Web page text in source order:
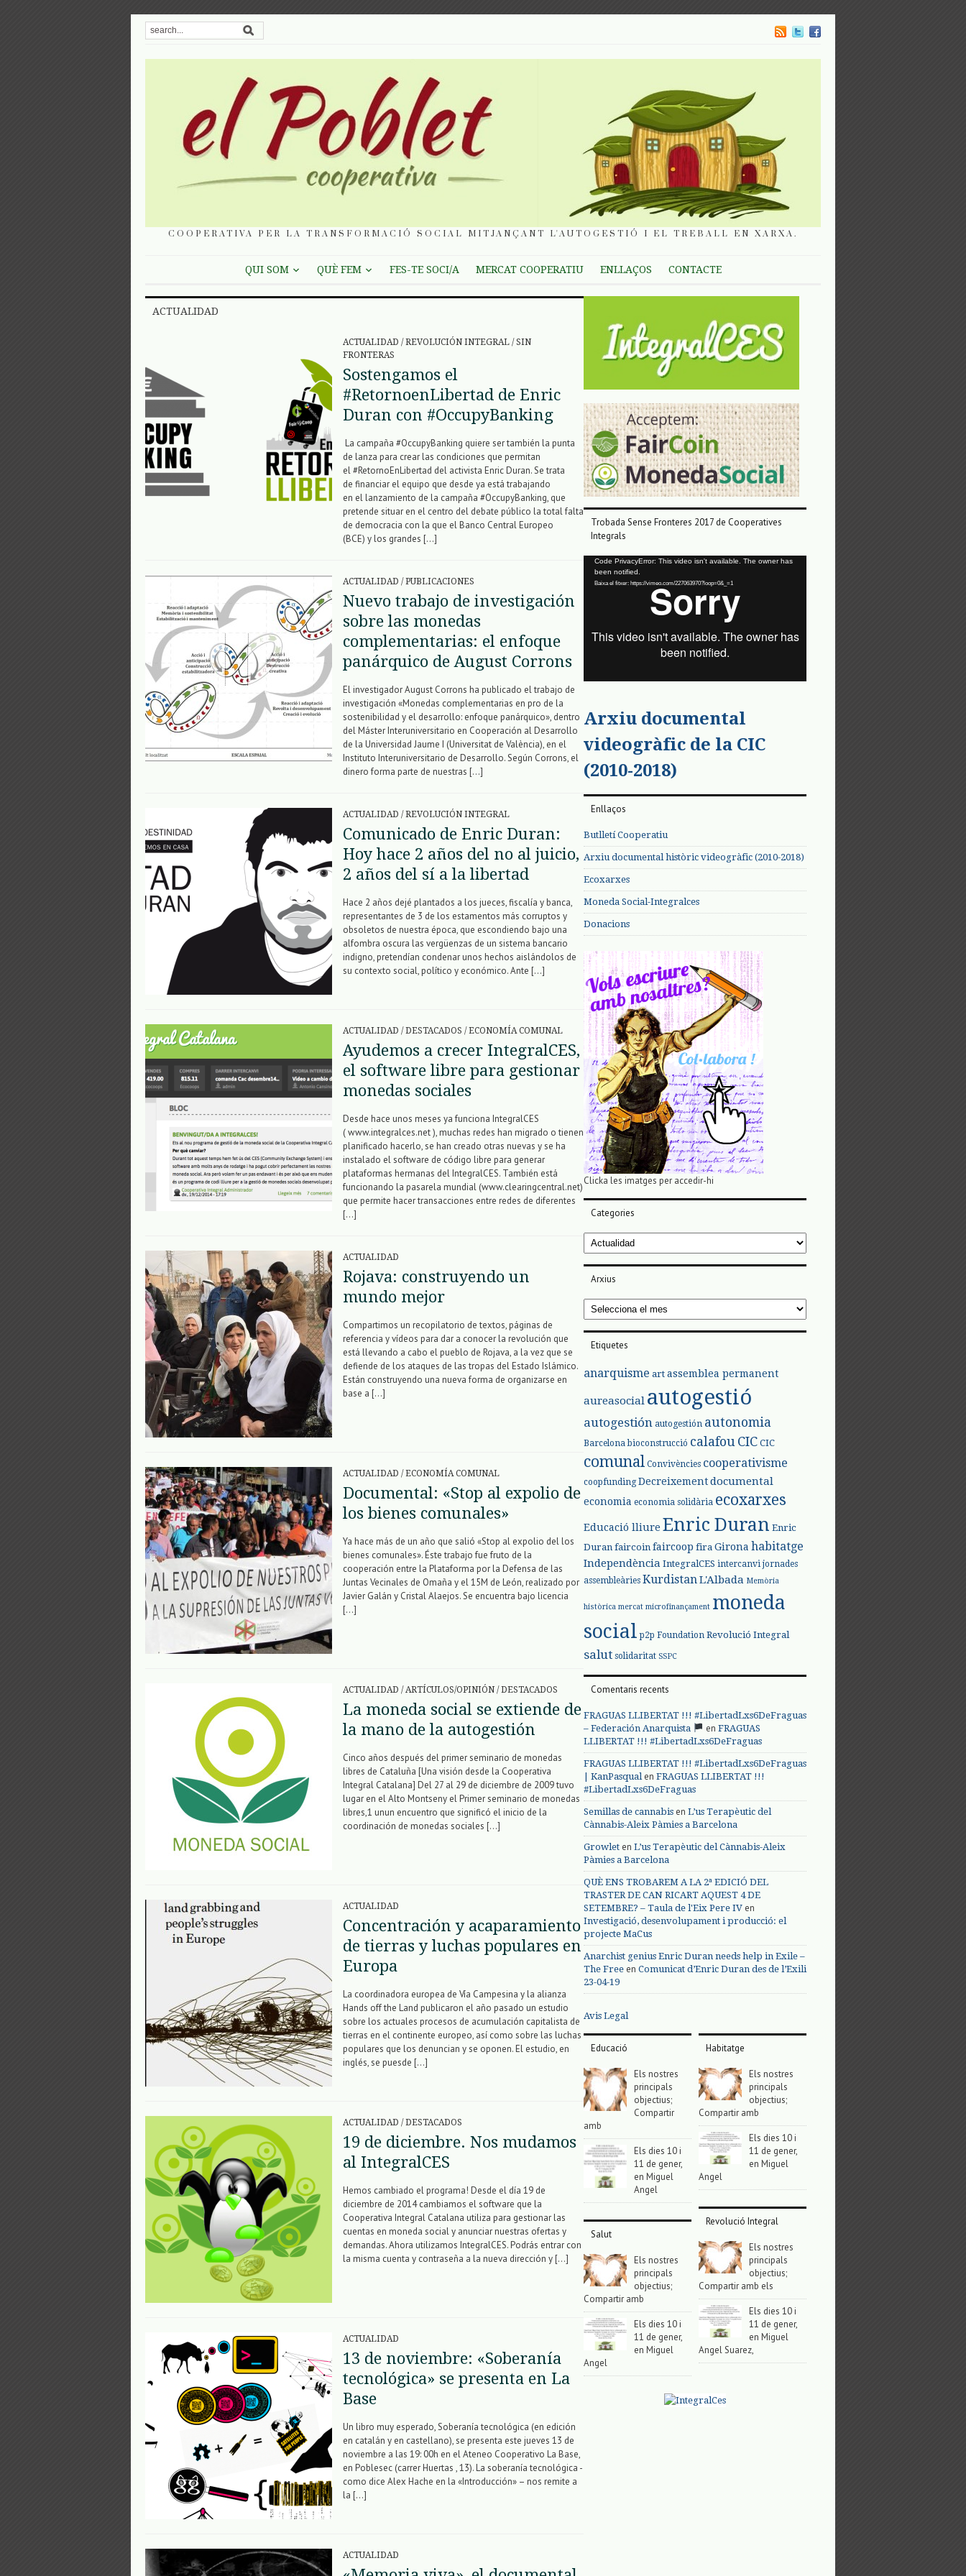
COOPERATIVA PER LA TRANSFORMACIÓ SOCIAL MITJANÇANT L'AUTOGESTIÓ I EL TREBALL EN XARXA.
QUI SOM QUÈ FEM FES-TE SOCI/A MERCAT COOPERATIU ENLLAÇOS CONTACTE
ACTUALIDAD
ACTUALIDAD / REVOLUCIÓN INTEGRAL / SIN
FRONTERAS
Sostengamos el
#RetornoenLibertad de Enric
Duran con #OccupyBanking
La campaña #OccupyBanking quiere ser también la punta
de lanza para crear las condiciones que permitan
el #RetornoEnLibertad del activista Enric Duran. Se trata
de financiar el equipo que desde ya está trabajando
en el lanzamiento de la campaña #OccupyBanking, que
pretende situar en el centro del debate público la total falta
de democracia con la que el Banco Central Europeo
(BCE) y los grandes […]
ACTUALIDAD / PUBLICACIONES
Nuevo trabajo de investigación
sobre las monedas
complementarias: el enfoque
panárquico de August Corrons
El investigador August Corrons ha publicado el trabajo de
investigación «Monedas complementarias en pro de la
sostenibilidad y el desarrollo: enfoque panárquico», dentro
del Máster Interuniversitario en Cooperación al Desarrollo
de la Universidad Jaume I (Universitat de València), en el
Instituto Interuniversitario de Desarrollo. Según Corrons, el
dinero forma parte de nuestras […]
ACTUALIDAD / REVOLUCIÓN INTEGRAL
Comunicado de Enric Duran:
Hoy hace 2 años del no al juicio,
2 años del sí a la libertad
Hace 2 años dejé plantados a los jueces, fiscalía y banca,
representantes de 3 de los estamentos más corruptos y
obsoletos de nuestra época, que escondiendo bajo una
alfombra oscura las vergüenzas de un sistema bancario
indigno, pretendían condenar unos hechos aislándolos de
su contexto social, político y económico. Ante […]
ACTUALIDAD / DESTACADOS / ECONOMÍA COMUNAL
Ayudemos a crecer IntegralCES,
el software libre para gestionar
monedas sociales
Desde hace unos meses ya funciona IntegralCES
( www.integralces.net ), muchas redes han migrado o tienen
planificado hacerlo, se han creado otras nuevas y se ha
instalado el software de código libre para generar
plataformas hermanas del IntegralCES. También está
funcionando la pasarela mundial (www.clearingcentral.net)
que permite hacer transacciones entre redes de diferentes
[…]
ACTUALIDAD
Rojava: construyendo un
mundo mejor
Compartimos un recopilatorio de textos, páginas de
referencia y vídeos para dar a conocer la revolución que
está llevando a cabo el pueblo de Rojava, a la vez que se
defiende de los ataques de las tropas del Estado Islámico.
Están construyendo una nueva forma de organizarse en
base a […]
ACTUALIDAD / ECONOMÍA COMUNAL
Documental: «Stop al expolio de
los bienes comunales»
Ya hace más de un año que salió «Stop al expolio del los
bienes comunales». Éste trabajo fue fruto de la
cooperación entre la Plataforma por la Defensa de las
Juntas Vecinales de Omaña y el 15M de León, realizado por
Javier Galán y Cristal Alaejos. Se encuentra bajo licencia
[…]
ACTUALIDAD / ARTÍCULOS/OPINIÓN / DESTACADOS
La moneda social se extiende de
la mano de la autogestión
Cinco años después del primer seminario de monedas
libres de Cataluña [Una visión desde la Cooperativa
Integral Catalana] Del 27 al 29 de diciembre de 2009 tuvo
lugar en el Alto Montseny el Primer seminario de monedas
libres,1 unun encuentro que significó el inicio de la
coordinación de monedas sociales […]
ACTUALIDAD
Concentración y acaparamiento
de tierras y luchas populares en
Europa
La coordinadora europea de Vía Campesina y la alianza
Hands off the Land publicaron el año pasado un estudio
sobre los actuales procesos de acumulación capitalista de
tierras en el continente europeo, así como sobre las luchas
populares que los denuncian y se oponen. El estudio, en
inglés, se puesde […]
ACTUALIDAD / DESTACADOS
19 de diciembre. Nos mudamos
al IntegralCES
Hemos cambiado el programa! Desde el día 19 de
diciembre de 2014 cambiamos el software que la
Cooperativa Integral Catalana utiliza para gestionar las
cuentas en moneda social y anunciar nuestras ofertas y
demandas. Ahora utilizamos IntegralCES. Podrás entrar con
la misma cuenta y contraseña a la nueva dirección y […]
ACTUALIDAD
13 de noviembre: «Soberanía
tecnológica» se presenta en La
Base
Un libro muy esperado, Soberanía tecnológica (en edición
en catalán y en castellano), se presenta este jueves 13 de
noviembre a las 19: 00h en el Ateneo Cooperativo La Base,
en Poblesec (carrer Huertas , 13). La soberanía tecnológica -
como dice Alex Hache en la «Introducción» – nos remite a
la […]
ACTUALIDAD
Trobada Sense Fronteres 2017 de Cooperatives
Integrals
Reproductor
vídeo
Code PrivacyError: This video isn't available. The owner has
been notified.
Baixa el fitxer: https://vimeo.com/227063970?loop=0&_=1
Arxiu documental
videogràfic de la CIC
(2010-2018)
Enllaços
Butlletí Cooperatiu
Arxiu documental històric videogràfic (2010-2018)
Ecoxarxes
Moneda Social-Integralces
Donacions
Clicka les imatges per accedir-hi
Categories
Categories
Arxius
Arxius
Etiquetes
anarquisme art assemblea permanent
aureasocial autogestió
autogestión autogestión autonomia
Barcelona bioconstrucció calafou CIC CIC
comunal Convivències cooperativisme
coopfunding Decreixementdocumental
economia economia solidària ecoxarxes
Educació lliure Enric Duran Enric
Duran faircoin faircoop fira Girona habitatge
Independència IntegralCES intercanvi jornades
assembleàries Kurdistan L'Albada Memòria
històrica mercat microfinançament moneda
social p2p Foundation Revolució Integral
salut solidaritat SSPC
Comentaris recents
FRAGUAS LLIBERTAT !!! #LibertadLxs6DeFraguas
– Federación Anarquista
en FRAGUAS
LLIBERTAT !!! #LibertadLxs6DeFraguas
FRAGUAS LLIBERTAT !!! #LibertadLxs6DeFraguas
| KanPasqualen FRAGUAS LLIBERTAT !!!
#LibertadLxs6DeFraguas
Semillas de cannabis en L’us Terapèutic del
Cànnabis-Aleix Pàmies a Barcelona
Growlet en L’us Terapèutic del Cànnabis-Aleix
Pàmies a Barcelona
QUÈ ENS TROBAREM A LA 2ª EDICIÓ DEL
TRASTER DE CAN RICART AQUEST 4 DE
SETEMBRE? – Taula de l'Eix Pere IV en
Investigació, desenvolupament i producció: el
projecte MaCus
Anarchist genius Enric Duran needs help in Exile –
The Free en Comunicat d’Enric Duran des de l’Exili
23-04-19
Avis Legal
Educació
Els nostres
principals
objectius;
Compartir
amb
Els dies 10 i
11 de gener,
en Miguel
Angel
Salut
Els nostres
principals
objectius;
Compartir amb
Els dies 10 i
11 de gener,
en Miguel
Angel
Habitatge
Els nostres
principals
objectius;
Compartir amb
Els dies 10 i
11 de gener,
en Miguel
Angel
Revolució Integral
Els nostres
principals
objectius;
Compartir amb els
Els dies 10 i
11 de gener,
en Miguel
Angel Suarez,